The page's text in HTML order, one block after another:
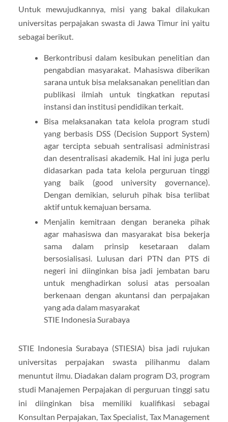
Untuk mewujudkannya, misi yang bakal dilakukan
universitas perpajakan swasta di Jawa Timur ini yaitu
sebagai berikut.
Berkontribusi dalam kesibukan penelitian dan
pengabdian masyarakat. Mahasiswa diberikan
sarana untuk bisa melaksanakan penelitian dan
publikasi ilmiah untuk tingkatkan reputasi
instansi dan institusi pendidikan terkait.
Bisa melaksanakan tata kelola program studi
yang berbasis DSS (Decision Support System)
agar tercipta sebuah sentralisasi administrasi
dan desentralisasi akademik. Hal ini juga perlu
didasarkan pada tata kelola perguruan tinggi
yang baik (good university governance).
Dengan demikian, seluruh pihak bisa terlibat
aktif untuk kemajuan bersama.
Menjalin kemitraan dengan beraneka pihak
agar mahasiswa dan masyarakat bisa bekerja
sama dalam prinsip kesetaraan dalam
bersosialisasi. Lulusan dari PTN dan PTS di
negeri ini diinginkan bisa jadi jembatan baru
untuk menghadirkan solusi atas persoalan
berkenaan dengan akuntansi dan perpajakan
yang ada dalam masyarakat
STIE Indonesia Surabaya
STIE Indonesia Surabaya (STIESIA) bisa jadi rujukan
universitas perpajakan swasta pilihanmu dalam
menuntut ilmu. Diadakan dalam program D3, program
studi Manajemen Perpajakan di perguruan tinggi satu
ini diinginkan bisa memiliki kualifikasi sebagai
Konsultan Perpajakan, Tax Specialist, Tax Management